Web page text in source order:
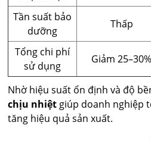
Tần suất bảo
dưỡng
Thấp
Tổng chi phí
sử dụng
Giảm 25–30%
Nhờ hiệu suất ổn định và độ
chịu nhiệt giúp doanh nghiệp
tăng hiệu quả sản xuất.